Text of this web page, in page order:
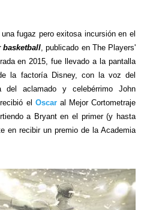
fugaz pero exitosa incursión en el
basketball, publicado en The Players'
en 2015, fue llevado a la pantalla
la factoría Disney, con la voz del
aclamado y celebérrimo John
el Oscar al Mejor Cortometraje
a Bryant en el primer (y hasta
en recibir un premio de la Academia